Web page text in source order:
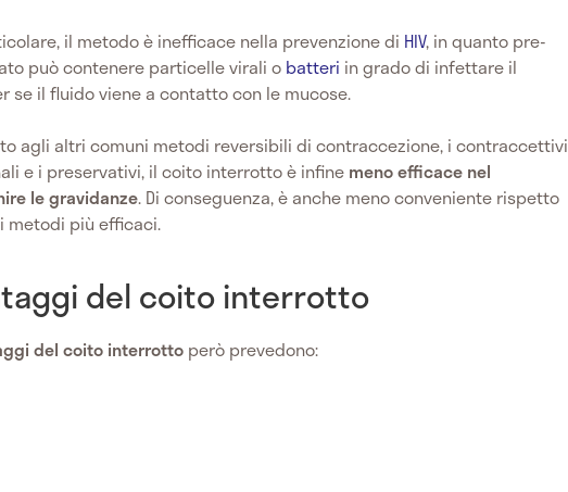
il metodo è inefficace nella prevenzione di HIV, in quanto pre-
può contenere particelle virali o batteri in grado di infettare il
se il fluido viene a contatto con le mucose.
agli altri comuni metodi reversibili di contraccezione, i contraccettivi
e i preservativi, il coito interrotto è infine meno efficace nel
le gravidanze. Di conseguenza, è anche meno conveniente rispetto
metodi più efficaci.
del coito interrotto
del coito interrotto però prevedono: